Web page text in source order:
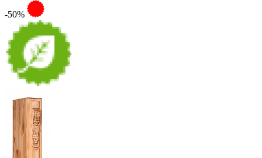
-50%